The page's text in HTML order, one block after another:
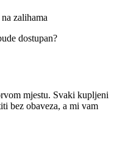
zalihama
dostupan?
mjestu. Svaki kupljeni
bez obaveza, a mi vam